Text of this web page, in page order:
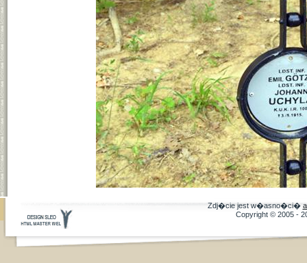
Zdj�cie jest w�asno�ci�
Copyright © 2005 -